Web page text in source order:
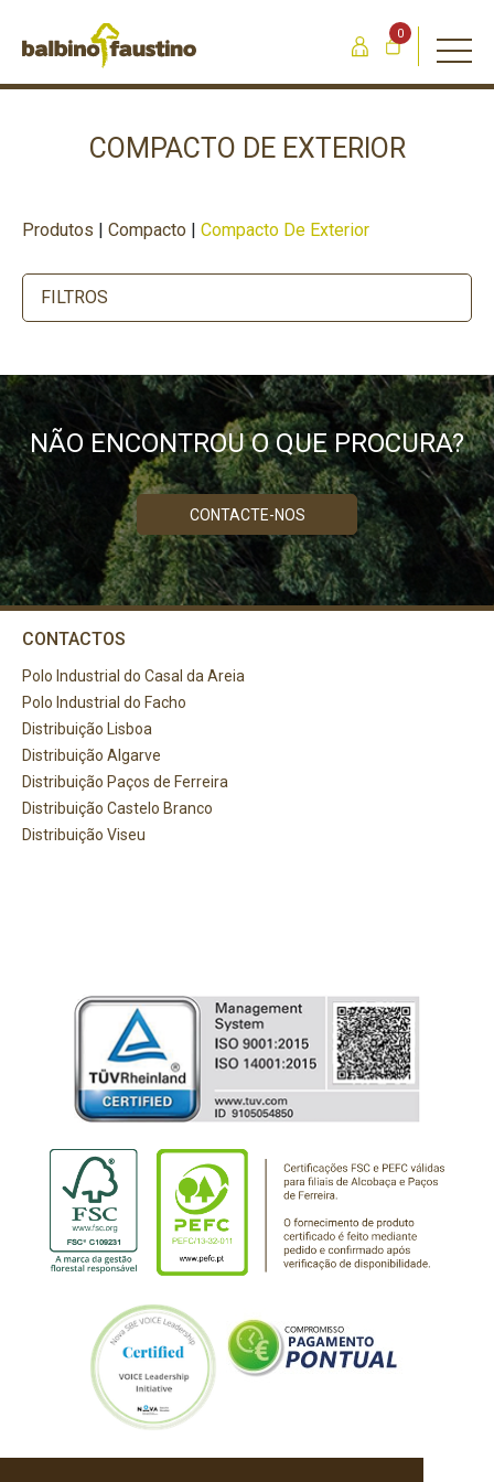
0
PRECISA DE AJUDA?
COMPACTO DE EXTERIOR
Produtos | Compacto | Compacto De Exterior
FILTROS
NÃO ENCONTROU O QUE PROCURA?
CONTACTE-NOS
CONTACTOS
Polo Industrial do Casal da Areia
Polo Industrial do Facho
Distribuição Lisboa
Distribuição Algarve
Distribuição Paços de Ferreira
Distribuição Castelo Branco
Distribuição Viseu